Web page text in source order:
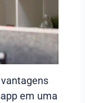
em uma